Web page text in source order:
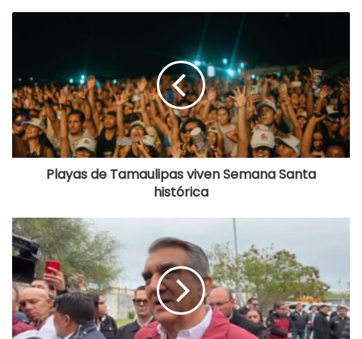
Playas de Tamaulipas viven Semana Santa
histórica